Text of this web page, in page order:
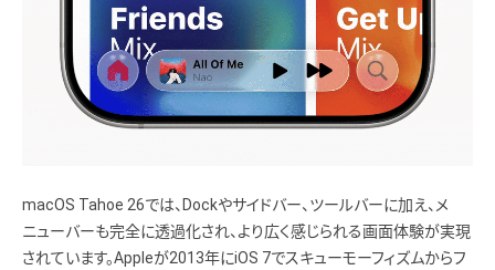
macOS Tahoe 26では、Dockやサイドバー、ツールバーに加え、メ
ニューバーも完全に透過化され、より広く感じられる画面体験が実現
されています。Appleが2013年にiOS 7でスキューモーフィズムからフ